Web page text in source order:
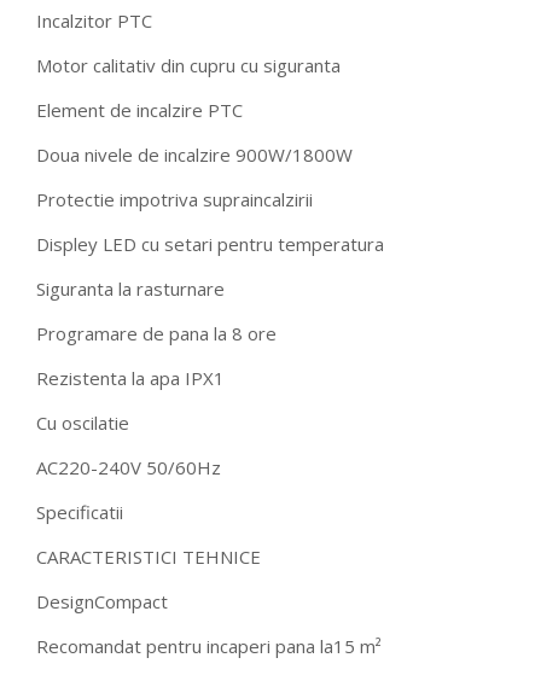
Incalzitor PTC
Motor calitativ din cupru cu siguranta
Element de incalzire PTC
Doua nivele de incalzire 900W/1800W
Protectie impotriva supraincalzirii
Displey LED cu setari pentru temperatura
Siguranta la rasturnare
Programare de pana la 8 ore
Rezistenta la apa IPX1
Cu oscilatie
AC220-240V 50/60Hz
Specificatii
CARACTERISTICI TEHNICE
DesignCompact
Recomandat pentru incaperi pana la15 m²